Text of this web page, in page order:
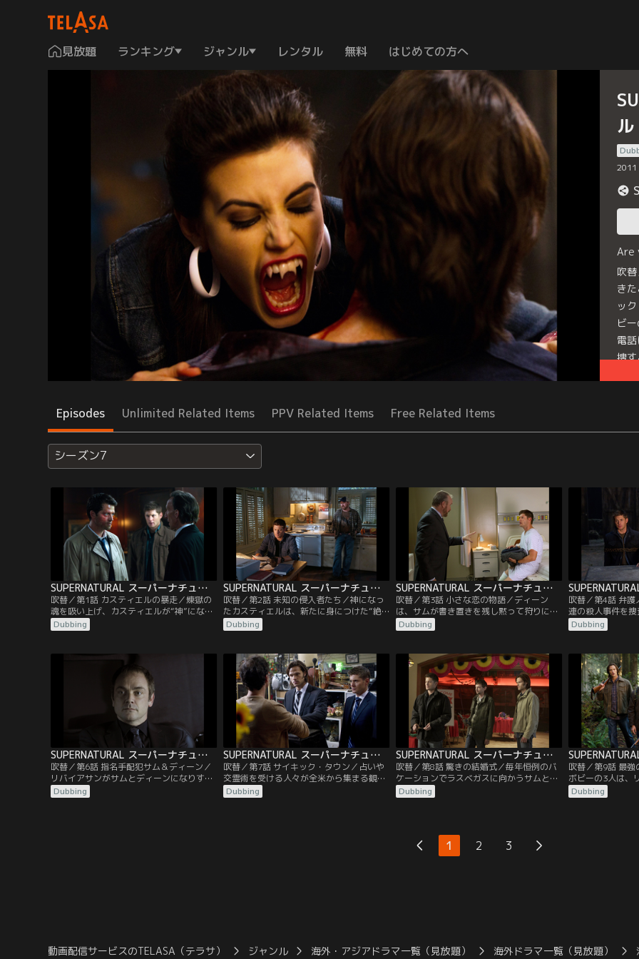
見放題 ランキング ジャンル レンタル 無料 はじめての方へ
2011
Are
吹
き
ッ
ビ
電
捜
Episodes Unlimited Related Items PPV Related Items Free Related Items
シーズン7
SUPERNATURAL スーパーナチュラル シーズン7 第01話／吹替
吹替／第1話 カスティエルの暴走／煉獄の
魂を吸い上げ、カスティエルが“神”にな
る。彼は、サム、ディーン、ボビーの3人
を殺しこそしないが、神の仕事を邪魔する
にしたカスティエルが“世直し”と称して暴
走する姿を目の当たりにしたディーンは、
死の騎士を操り彼を殺害しようと企む。だ
が、カスティエルの方が一枚上手だった。
Dubbing
SUPERNATURAL スーパーナチュラル シーズン7 第02話／吹替
吹替／第2話 未知の侵入者たち／神になっ
たカスティエルは、新たに身につけた“絶
対的な力”の重みに苦しんでいる。そし
て、再び幻覚を見始めたサムは地獄にいた
幻覚の区別がつかなくなっている。カステ
ィエルと戦い、サムを常に現実に引き戻そ
うとするディーンと、彼を最大限にバック
アップするボビー。だが、彼らの前に…。
Dubbing
SUPERNATURAL スーパーナチュラル シーズン7 第03話／吹替
吹替／第3話 小さな恋の物語／ディーン
は、サムが書き置きを残し黙って狩りに出
たのを知り激怒する。サムは、十数年前に
自分が関わった事件とそっくりの記事を新
いた。犯人は、予想どおりエイミーだっ
た。サムが中学の頃に出会った少女エイミ
ーは、今、母となって彼の前に現れる。
Dubbing
吹替／第4話 弁
連の殺人事件を
ンは、それらの
に気づく。被害
れ死刑を宣告さ
はエジプトの冥
が、ディーン自
弁護を買って出
Dubbing
SUPERNATURAL スーパーナチュラル シーズン7 第06話／吹替
吹替／第6話 指名手配犯サム＆ディーン／
リバイアサンがサムとディーンになりすま
し大虐殺を行い、全米を恐怖に陥れる。ま
たしても“凶悪犯のお尋ね者”となった二
Dubbing
SUPERNATURAL スーパーナチュラル シーズン7 第07話／吹替
吹替／第7話 サイキック・タウン／占いや
交霊術を受ける人々が全米から集まる観光
スポット、リリーデイルという町で霊能者
が怪死する事件が立て続けに起きる。別々
Dubbing
SUPERNATURAL スーパーナチュラル シーズン7 第08話／吹替
吹替／第8話 驚きの結婚式／毎年恒例のバ
ケーションでラスベガスに向かうサムとデ
ィーン。だが、途中でサムがいなくなりデ
ィーンは困惑する。そこにサムからメール
婚すると言う。ディーンは仕方なくガース
というハンターと組んである事件を調査す
Dubbing
吹替／第9話 最
ボビーの3人は、
逃れるためニュ
に身を潜めてい
Dubbing
1 2 3
動画配信サービスのTELASA（テラサ） ジャンル 海外・アジアドラマ一覧（見放題） 海外ドラマ一覧（見放題）